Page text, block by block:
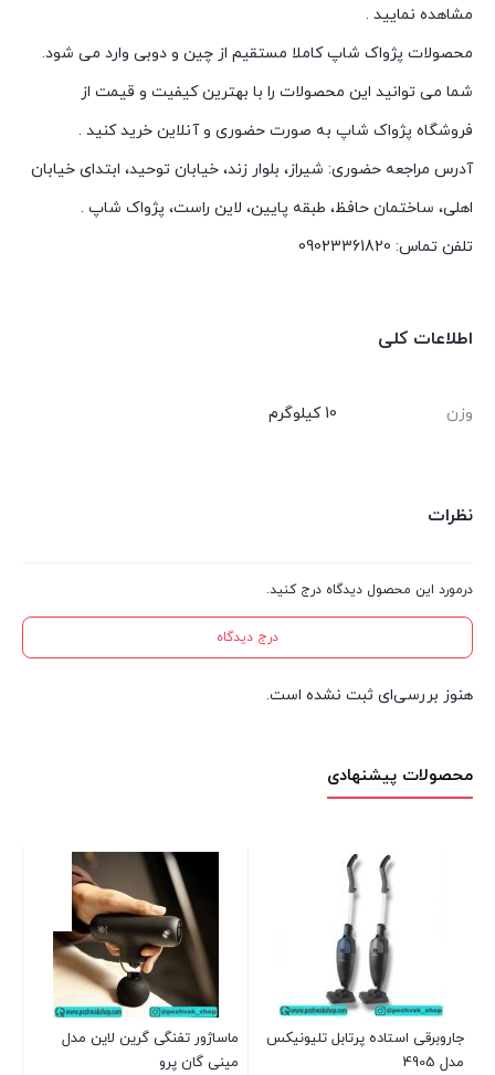
مشاهده نمایید .
محصولات پژواک شاپ کاملا مستقیم از چین و دوبی وارد می شود.
شما می توانید این محصولات را با بهترین کیفیت و قیمت از
فروشگاه پژواک شاپ به صورت حضوری و آنلاین خرید کنید .
آدرس مراجعه حضوری: شیراز، بلوار زند، خیابان توحید، ابتدای خیابان
اهلی، ساختمان حافظ، طبقه پایین، لاین راست، پژواک شاپ .
تلفن تماس: 09023361820
اطلاعات کلی
وزن 10 کیلوگرم
نظرات
درمورد این محصول دیدگاه درج کنید.
درج دیدگاه
هنوز بررسی‌ای ثبت نشده است.
محصولات پیشنهادی
جاروبرقی استاده پرتابل تلیونیکس
مدل 4905
ماساژور تفنگی گرین لاین مدل
مینی گان پرو